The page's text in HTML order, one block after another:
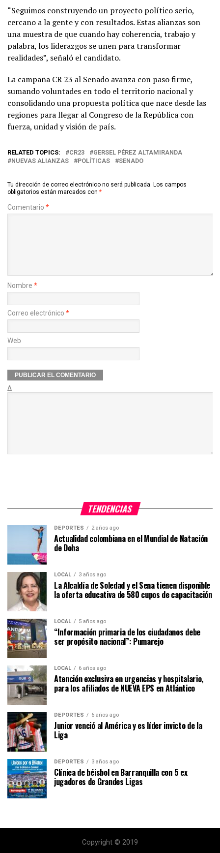
“Seguimos construyendo un proyecto político serio,
cercano a la gente y con resultados. Estas alianzas son
una muestra de que cuando hay coherencia, trabajo y
palabra, los liderazgos se unen para transformar
realidades”, señaló el candidato.
La campaña CR 23 al Senado avanza con paso firme,
sumando voluntades en todo el territorio nacional y
consolidando una propuesta política que nace desde las
regiones para llegar al Congreso de la República con
fuerza, unidad y visión de país.
RELATED TOPICS: CR23
GERSEL PÉREZ ALTAMIRANDA
NUEVAS ALIANZAS
POLÍTICAS SENADO
Tu dirección de correo electrónico no será publicada. Los campos
obligatorios están marcados con *
Comentario *
Nombre *
Correo electrónico *
Web
Δ
TENDENCIAS
DEPORTES 2 años ago
Actualidad colombiana en el Mundial de Natación
de Doha
LOCAL 3 años ago
La Alcaldía de Soledad y el Sena tienen disponible
la oferta educativa de 580 cupos de capacitación
LOCAL 5 años ago
“Información primaria de los ciudadanos debe
ser propósito nacional”: Pumarejo
LOCAL 6 años ago
Atención exclusiva en urgencias y hospitalario,
para los afiliados de NUEVA EPS en Atlántico
DEPORTES 6 años ago
Junior venció al América y es líder invicto de la
Liga
DEPORTES 3 años ago
Clínica de béisbol en Barranquilla con 5 ex
jugadores de Grandes Ligas
Copyright © 2019